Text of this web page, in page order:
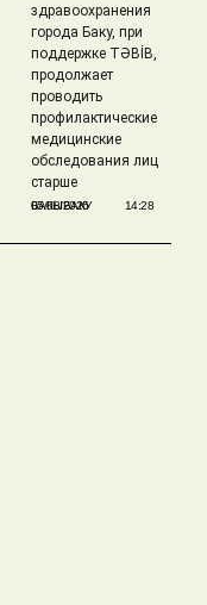
здравоохранения
города Баку, при
поддержке TƏBİB,
продолжает
проводить
профилактические
медицинские
обследования лиц
старше
БАКЫБАКУ
05/08/2026 14:28